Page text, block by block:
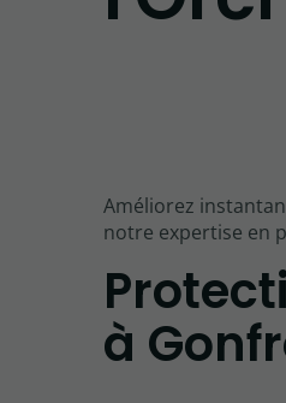
Améliorez
notre expertise en
à